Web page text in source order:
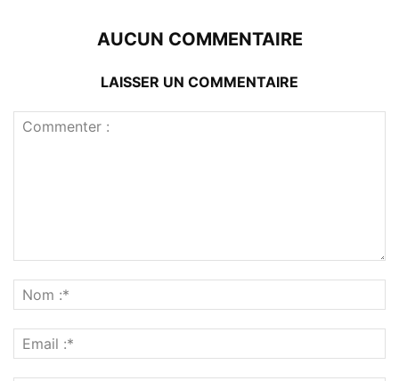
AUCUN COMMENTAIRE
LAISSER UN COMMENTAIRE